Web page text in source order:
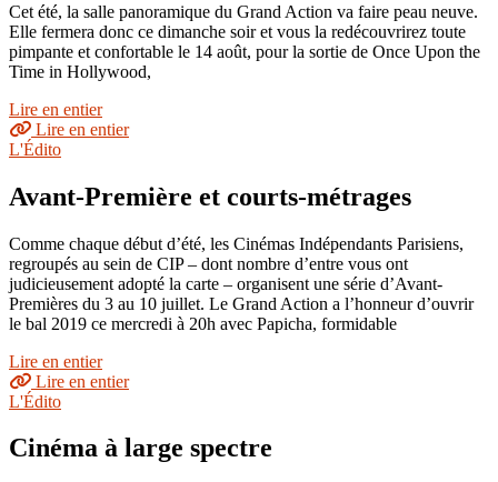
Cet été, la salle panoramique du Grand Action va faire peau neuve.
Elle fermera donc ce dimanche soir et vous la redécouvrirez toute
pimpante et confortable le 14 août, pour la sortie de Once Upon the
Time in Hollywood,
Lire en entier
Lire en entier
L'Édito
Avant-Première et courts-métrages
Comme chaque début d’été, les Cinémas Indépendants Parisiens,
regroupés au sein de CIP – dont nombre d’entre vous ont
judicieusement adopté la carte – organisent une série d’Avant-
Premières du 3 au 10 juillet. Le Grand Action a l’honneur d’ouvrir
le bal 2019 ce mercredi à 20h avec Papicha, formidable
Lire en entier
Lire en entier
L'Édito
Cinéma à large spectre